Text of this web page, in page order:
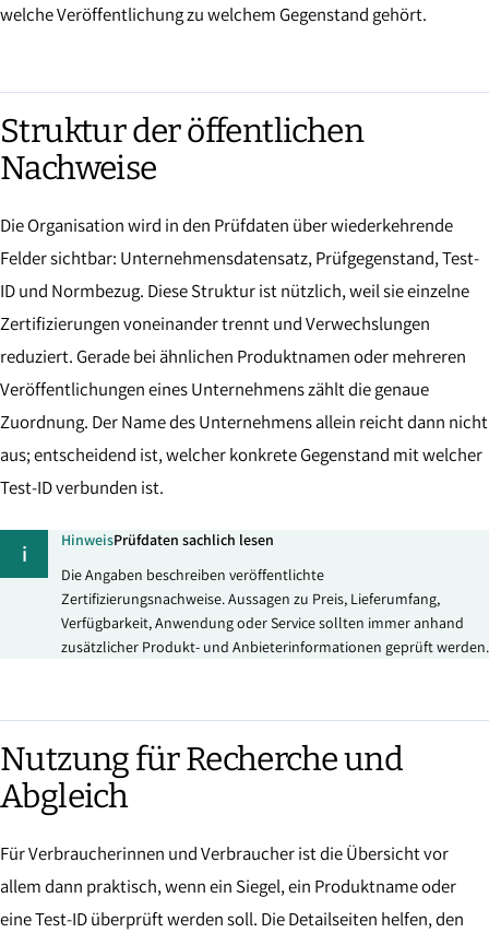
welche Veröffentlichung zu welchem Gegenstand gehört.
Struktur der öffentlichen
Nachweise
Die Organisation wird in den Prüfdaten über wiederkehrende
Felder sichtbar: Unternehmensdatensatz, Prüfgegenstand, Test-
ID und Normbezug. Diese Struktur ist nützlich, weil sie einzelne
Zertifizierungen voneinander trennt und Verwechslungen
reduziert. Gerade bei ähnlichen Produktnamen oder mehreren
Veröffentlichungen eines Unternehmens zählt die genaue
Zuordnung. Der Name des Unternehmens allein reicht dann nicht
aus; entscheidend ist, welcher konkrete Gegenstand mit welcher
Test-ID verbunden ist.
i HinweisPrüfdaten sachlich lesen
Die Angaben beschreiben veröffentlichte
Zertifizierungsnachweise. Aussagen zu Preis, Lieferumfang,
Verfügbarkeit, Anwendung oder Service sollten immer anhand
zusätzlicher Produkt- und Anbieterinformationen geprüft werden.
Nutzung für Recherche und
Abgleich
Für Verbraucherinnen und Verbraucher ist die Übersicht vor
allem dann praktisch, wenn ein Siegel, ein Produktname oder
eine Test-ID überprüft werden soll. Die Detailseiten helfen, den